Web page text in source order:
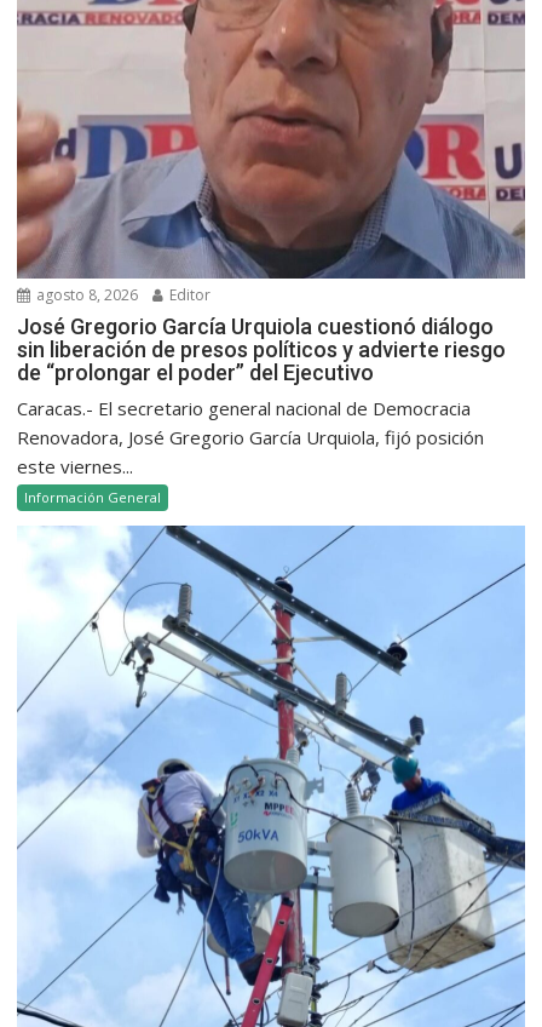
agosto 8, 2026 Editor
José Gregorio García Urquiola cuestionó diálogo
sin liberación de presos políticos y advierte riesgo
de “prolongar el poder” del Ejecutivo
Caracas.- El secretario general nacional de Democracia
Renovadora, José Gregorio García Urquiola, fijó posición
este viernes...
Información General